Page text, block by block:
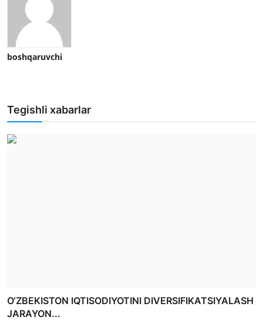
boshqaruvchi
Tegishli xabarlar
O‘ZBEKISTON IQTISODIYOTINI DIVERSIFIKATSIYALASH
JARAYON...